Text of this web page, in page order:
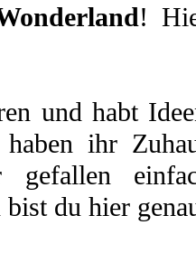
!
und habt
haben ihr
gefallen
du hier